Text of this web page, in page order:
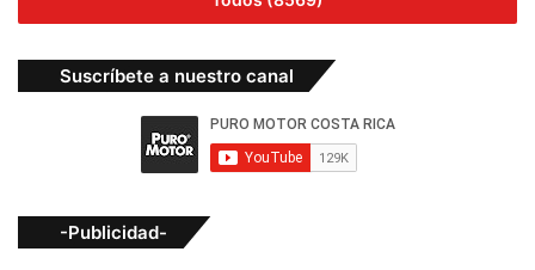
Suscríbete a nuestro canal
-Publicidad-